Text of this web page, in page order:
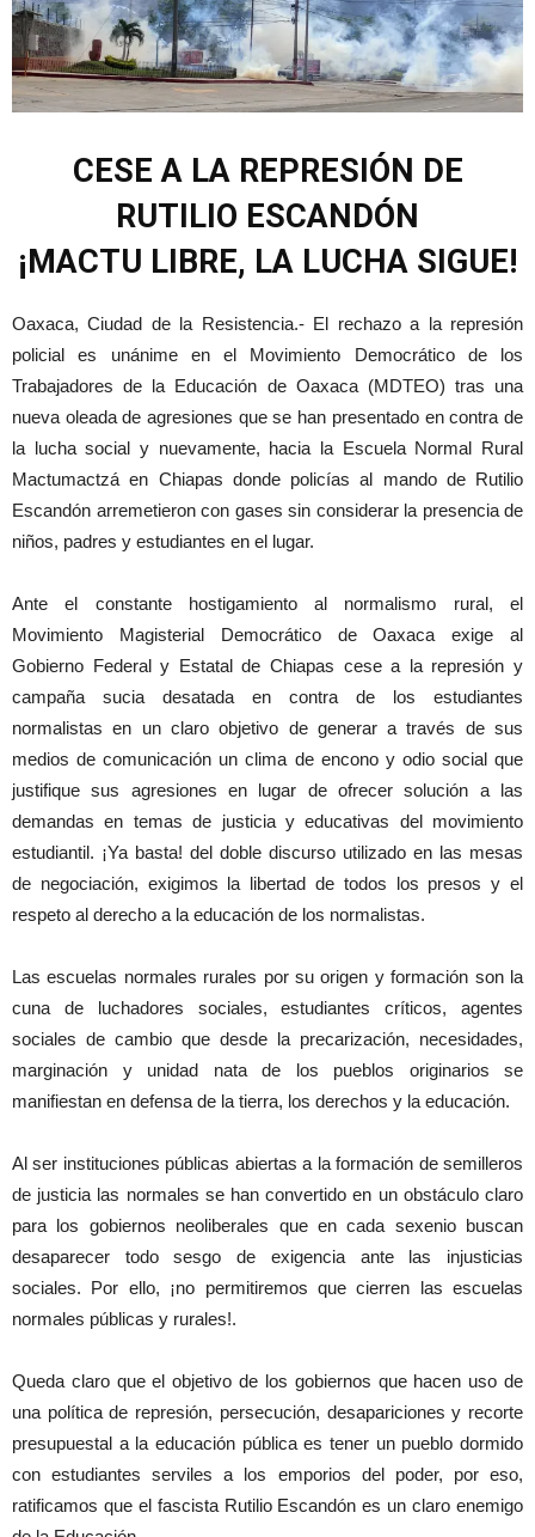
CESE A LA REPRESIÓN DE
RUTILIO ESCANDÓN
¡MACTU LIBRE, LA LUCHA SIGUE!
Oaxaca, Ciudad de la Resistencia.- El rechazo a la represión
policial es unánime en el Movimiento Democrático de los
Trabajadores de la Educación de Oaxaca (MDTEO) tras una
nueva oleada de agresiones que se han presentado en contra de
la lucha social y nuevamente, hacia la Escuela Normal Rural
Mactumactzá en Chiapas donde policías al mando de Rutilio
Escandón arremetieron con gases sin considerar la presencia de
niños, padres y estudiantes en el lugar.
Ante el constante hostigamiento al normalismo rural, el
Movimiento Magisterial Democrático de Oaxaca exige al
Gobierno Federal y Estatal de Chiapas cese a la represión y
campaña sucia desatada en contra de los estudiantes
normalistas en un claro objetivo de generar a través de sus
medios de comunicación un clima de encono y odio social que
justifique sus agresiones en lugar de ofrecer solución a las
demandas en temas de justicia y educativas del movimiento
estudiantil. ¡Ya basta! del doble discurso utilizado en las mesas
de negociación, exigimos la libertad de todos los presos y el
respeto al derecho a la educación de los normalistas.
Las escuelas normales rurales por su origen y formación son la
cuna de luchadores sociales, estudiantes críticos, agentes
sociales de cambio que desde la precarización, necesidades,
marginación y unidad nata de los pueblos originarios se
manifiestan en defensa de la tierra, los derechos y la educación.
Al ser instituciones públicas abiertas a la formación de semilleros
de justicia las normales se han convertido en un obstáculo claro
para los gobiernos neoliberales que en cada sexenio buscan
desaparecer todo sesgo de exigencia ante las injusticias
sociales. Por ello, ¡no permitiremos que cierren las escuelas
normales públicas y rurales!.
Queda claro que el objetivo de los gobiernos que hacen uso de
una política de represión, persecución, desapariciones y recorte
presupuestal a la educación pública es tener un pueblo dormido
con estudiantes serviles a los emporios del poder, por eso,
ratificamos que el fascista Rutilio Escandón es un claro enemigo